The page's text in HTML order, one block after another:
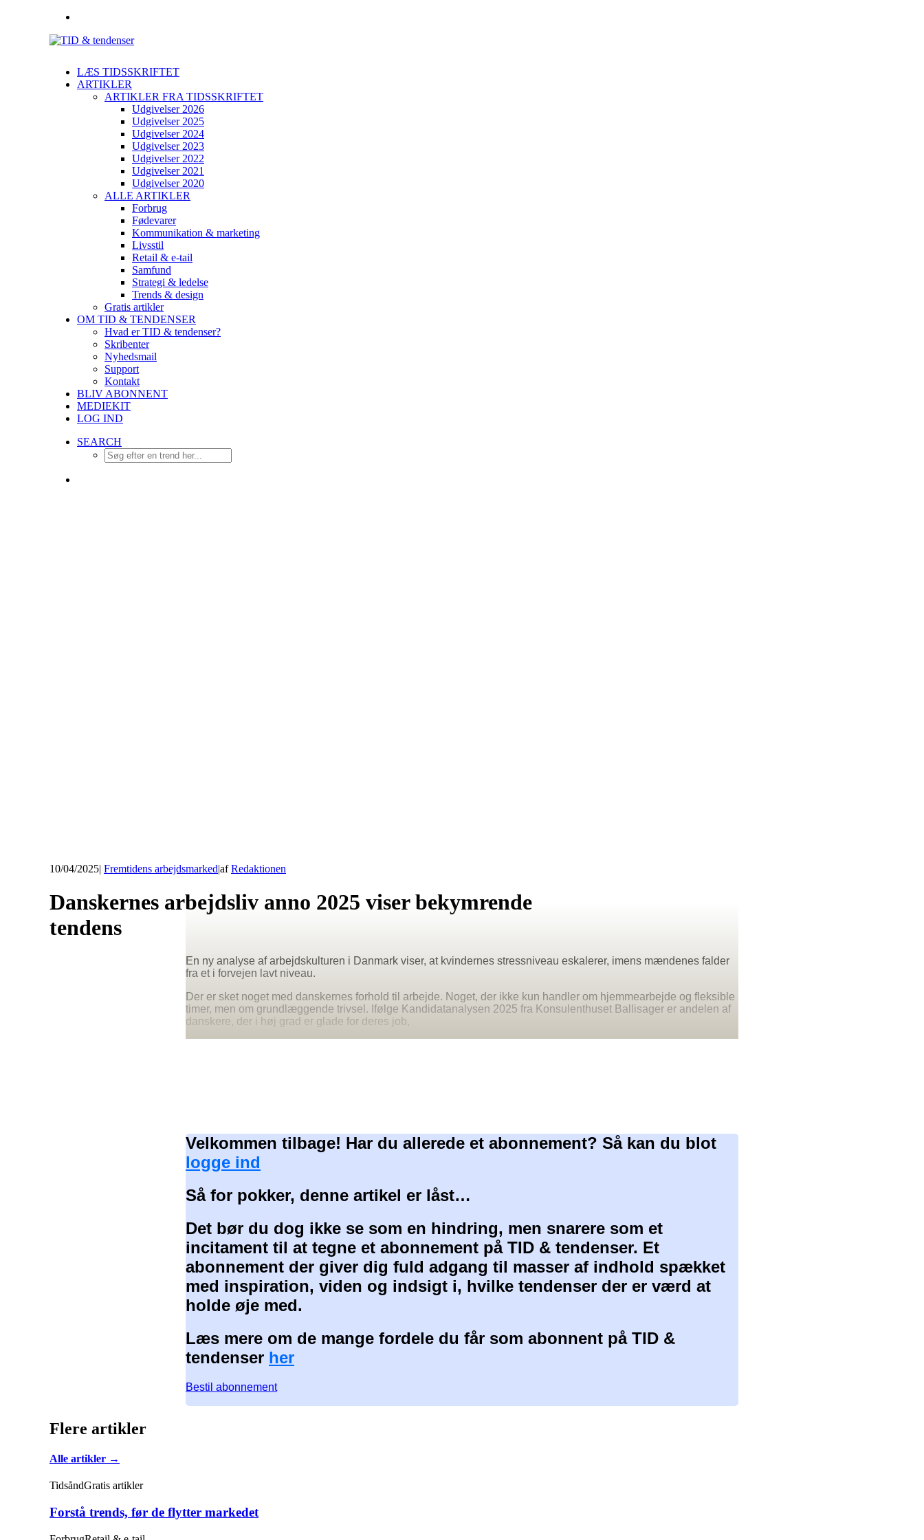
LÆS TIDSSKRIFTET
ARTIKLER
ARTIKLER FRA TIDSSKRIFTET
Udgivelser 2026
Udgivelser 2025
Udgivelser 2024
Udgivelser 2023
Udgivelser 2022
Udgivelser 2021
Udgivelser 2020
ALLE ARTIKLER
Forbrug
Fødevarer
Kommunikation & marketing
Livsstil
Retail & e-tail
Samfund
Strategi & ledelse
Trends & design
Gratis artikler
OM TID & TENDENSER
Hvad er TID & tendenser?
Skribenter
Nyhedsmail
Support
Kontakt
BLIV ABONNENT
MEDIEKIT
LOG IND
SEARCH
10/04/2025| Fremtidens arbejdsmarked|afRedaktionen
Danskernes arbejdsliv anno 2025 viser bekymrende
tendens
En ny analyse af arbejdskulturen i Danmark viser, at kvindernes stressniveau eskalerer, imens mændenes falder
fra et i forvejen lavt niveau.
Der er sket noget med danskernes forhold til arbejde. Noget, der ikke kun handler om hjemmearbejde og fleksible
timer, men om grundlæggende trivsel. Ifølge Kandidatanalysen 2025 fra Konsulenthuset Ballisager er andelen af
danskere, der i høj grad er glade for deres job,
Velkommen tilbage! Har du allerede et abonnement? Så kan du blot
logge ind
Så for pokker, denne artikel er låst…
Det bør du dog ikke se som en hindring, men snarere som et
incitament til at tegne et abonnement på TID & tendenser. Et
abonnement der giver dig fuld adgang til masser af indhold spækket
med inspiration, viden og indsigt i, hvilke tendenser der er værd at
holde øje med.
Læs mere om de mange fordele du får som abonnent på TID &
tendenser her
Bestil abonnement
Flere artikler
Alle artikler →
TidsåndGratis artikler
Forstå trends, før de flytter markedet